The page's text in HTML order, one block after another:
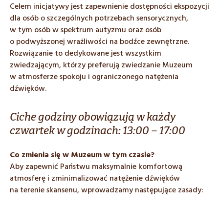
Celem inicjatywy jest zapewnienie dostępności ekspozycji
dla osób o szczególnych potrzebach sensorycznych,
w tym osób w spektrum autyzmu oraz osób
o podwyższonej wrażliwości na bodźce zewnętrzne.
Rozwiązanie to dedykowane jest wszystkim
zwiedzającym, którzy preferują zwiedzanie Muzeum
w atmosferze spokoju i ograniczonego natężenia
dźwięków.
Ciche godziny obowiązują w każdy
czwartek w godzinach: 13:00 – 17:00
Co zmienia się w Muzeum w tym czasie?
Aby zapewnić Państwu maksymalnie komfortową
atmosferę i zminimalizować natężenie dźwięków
na terenie skansenu, wprowadzamy następujące zasady: